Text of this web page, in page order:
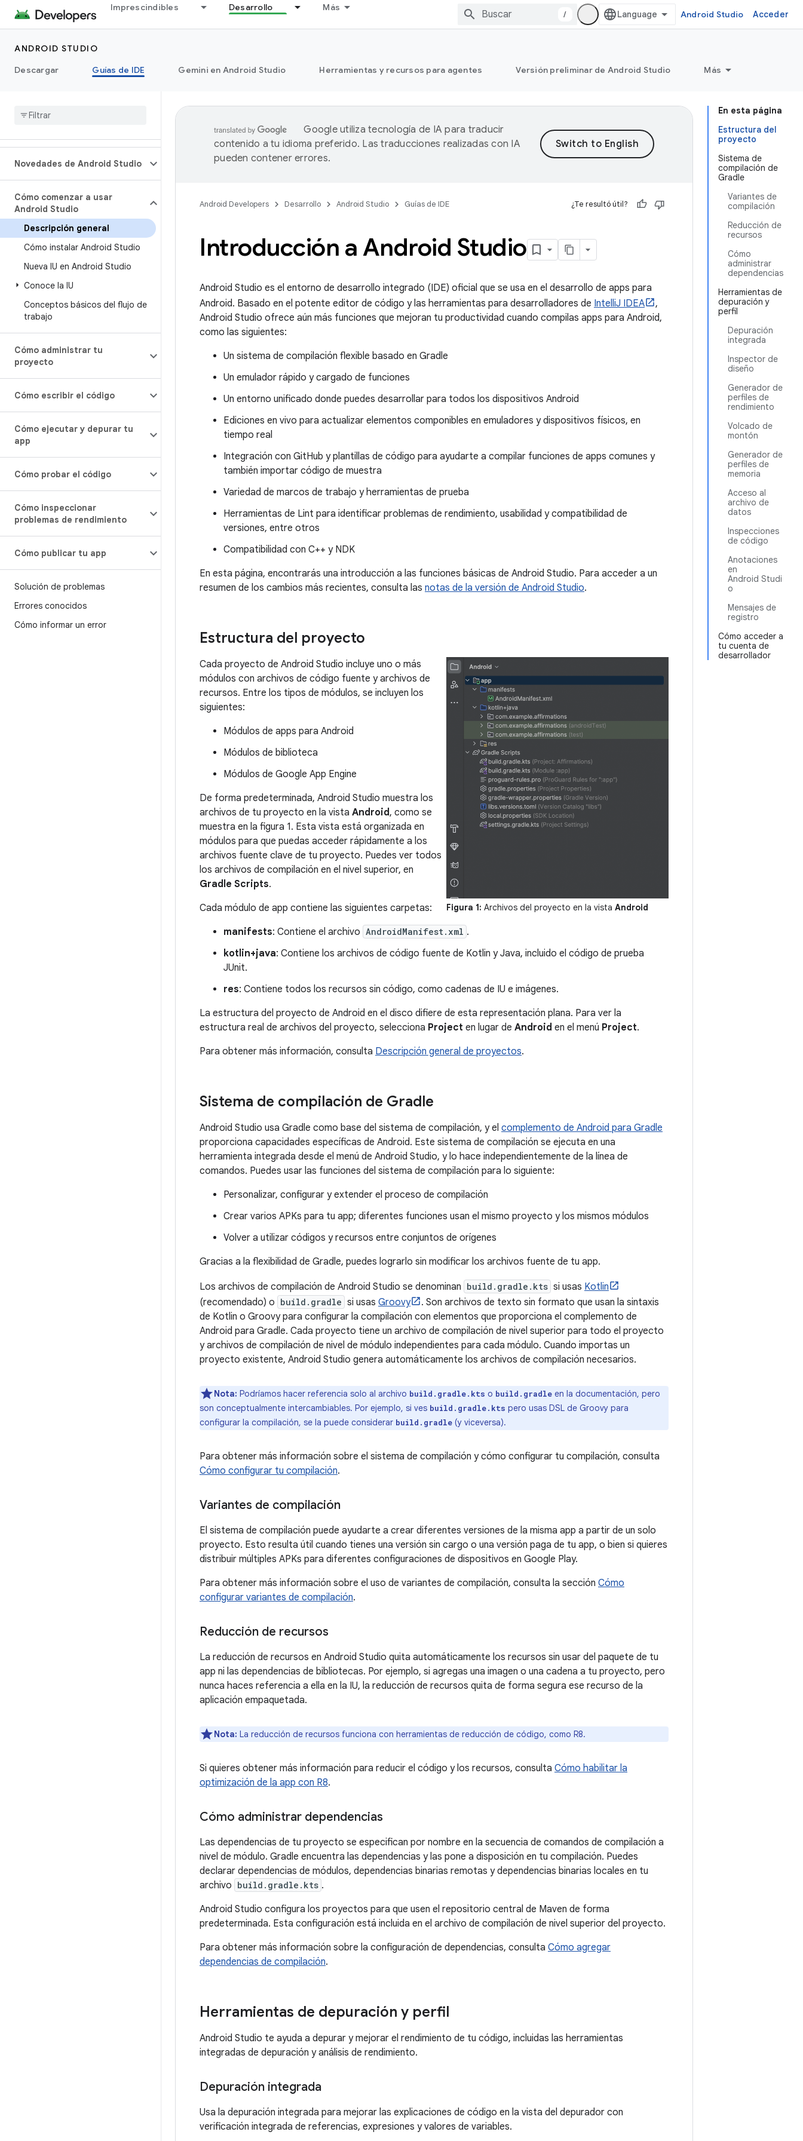
Imprescindibles Desarrollo Más
/ Android Studio Acceder
ANDROID STUDIO
Descargar
Guías de IDE Gemini en Android Studio Herramientas y recursos para agentes Versión preliminar de Android Studio Más
Novedades de Android Studio
Cómo comenzar a usar
Android Studio
Descripción general
Cómo instalar Android Studio
Nueva IU en Android Studio
Conoce la IU
Conceptos básicos del flujo de
trabajo
Cómo administrar tu
proyecto
Cómo escribir el código
Cómo ejecutar y depurar tu
app
Cómo probar el código
Cómo inspeccionar
problemas de rendimiento
Cómo publicar tu app
Solución de problemas
Errores conocidos
Cómo informar un error
En esta página
Estructura del
proyecto
Sistema de
compilación de
Gradle
Variantes de
compilación
Reducción de
recursos
Cómo
administrar
dependencias
Herramientas de
depuración y
perfil
Depuración
integrada
Inspector de
diseño
Generador de
perfiles de
rendimiento
Volcado de
montón
Generador de
perfiles de
memoria
Acceso al
archivo de
datos
Inspecciones
de código
Anotaciones
en
Android Studi
o
Mensajes de
registro
Cómo acceder a
tu cuenta de
desarrollador
Google utiliza tecnología de IA para traducir
contenido a tu idioma preferido. Las traducciones realizadas con IA
pueden contener errores.
Android Developers Desarrollo Android Studio Guías de IDE ¿Te resultó útil?
Introducción a Android Studio
Android Studio es el entorno de desarrollo integrado (IDE) oficial que se usa en el desarrollo de apps para
Android. Basado en el potente editor de código y las herramientas para desarrolladores de IntelliJ IDEA
,
Android Studio ofrece aún más funciones que mejoran tu productividad cuando compilas apps para Android,
como las siguientes:
Un sistema de compilación flexible basado en Gradle
Un emulador rápido y cargado de funciones
Un entorno unificado donde puedes desarrollar para todos los dispositivos Android
Ediciones en vivo para actualizar elementos componibles en emuladores y dispositivos físicos, en
tiempo real
Integración con GitHub y plantillas de código para ayudarte a compilar funciones de apps comunes y
también importar código de muestra
Variedad de marcos de trabajo y herramientas de prueba
Herramientas de Lint para identificar problemas de rendimiento, usabilidad y compatibilidad de
versiones, entre otros
Compatibilidad con C++ y NDK
En esta página, encontrarás una introducción a las funciones básicas de Android Studio. Para acceder a un
resumen de los cambios más recientes, consulta las notas de la versión de Android Studio.
Estructura del proyecto
Figura 1: Archivos del proyecto en la vista Android
Cada proyecto de Android Studio incluye uno o más
módulos con archivos de código fuente y archivos de
recursos. Entre los tipos de módulos, se incluyen los
siguientes:
Módulos de apps para Android
Módulos de biblioteca
Módulos de Google App Engine
De forma predeterminada, Android Studio muestra los
archivos de tu proyecto en la vista Android, como se
muestra en la figura 1. Esta vista está organizada en
módulos para que puedas acceder rápidamente a los
archivos fuente clave de tu proyecto. Puedes ver todos
los archivos de compilación en el nivel superior, en
Gradle Scripts.
Cada módulo de app contiene las siguientes carpetas:
manifests: Contiene el archivo AndroidManifest.xml .
kotlin+java: Contiene los archivos de código fuente de Kotlin y Java, incluido el código de prueba
JUnit.
res: Contiene todos los recursos sin código, como cadenas de IU e imágenes.
La estructura del proyecto de Android en el disco difiere de esta representación plana. Para ver la
estructura real de archivos del proyecto, selecciona Project en lugar de Android en el menú Project.
Para obtener más información, consulta Descripción general de proyectos.
Sistema de compilación de Gradle
Android Studio usa Gradle como base del sistema de compilación, y el complemento de Android para Gradle
proporciona capacidades específicas de Android. Este sistema de compilación se ejecuta en una
herramienta integrada desde el menú de Android Studio, y lo hace independientemente de la línea de
comandos. Puedes usar las funciones del sistema de compilación para lo siguiente:
Personalizar, configurar y extender el proceso de compilación
Crear varios APKs para tu app; diferentes funciones usan el mismo proyecto y los mismos módulos
Volver a utilizar códigos y recursos entre conjuntos de orígenes
Gracias a la flexibilidad de Gradle, puedes lograrlo sin modificar los archivos fuente de tu app.
Los archivos de compilación de Android Studio se denominan build.gradle.kts si usas Kotlin
(recomendado) o build.gradle si usas Groovy
. Son archivos de texto sin formato que usan la sintaxis
de Kotlin o Groovy para configurar la compilación con elementos que proporciona el complemento de
Android para Gradle. Cada proyecto tiene un archivo de compilación de nivel superior para todo el proyecto
y archivos de compilación de nivel de módulo independientes para cada módulo. Cuando importas un
proyecto existente, Android Studio genera automáticamente los archivos de compilación necesarios.
Nota: Podríamos hacer referencia solo al archivo build.gradle.kts o build.gradle en la documentación, pero
son conceptualmente intercambiables. Por ejemplo, si ves build.gradle.kts pero usas DSL de Groovy para
configurar la compilación, se la puede considerar build.gradle (y viceversa).
Para obtener más información sobre el sistema de compilación y cómo configurar tu compilación, consulta
Cómo configurar tu compilación.
Variantes de compilación
El sistema de compilación puede ayudarte a crear diferentes versiones de la misma app a partir de un solo
proyecto. Esto resulta útil cuando tienes una versión sin cargo o una versión paga de tu app, o bien si quieres
distribuir múltiples APKs para diferentes configuraciones de dispositivos en Google Play.
Para obtener más información sobre el uso de variantes de compilación, consulta la sección Cómo
configurar variantes de compilación.
Reducción de recursos
La reducción de recursos en Android Studio quita automáticamente los recursos sin usar del paquete de tu
app ni las dependencias de bibliotecas. Por ejemplo, si agregas una imagen o una cadena a tu proyecto, pero
nunca haces referencia a ella en la IU, la reducción de recursos quita de forma segura ese recurso de la
aplicación empaquetada.
Nota: La reducción de recursos funciona con herramientas de reducción de código, como R8.
Si quieres obtener más información para reducir el código y los recursos, consulta Cómo habilitar la
optimización de la app con R8.
Cómo administrar dependencias
Las dependencias de tu proyecto se especifican por nombre en la secuencia de comandos de compilación a
nivel de módulo. Gradle encuentra las dependencias y las pone a disposición en tu compilación. Puedes
declarar dependencias de módulos, dependencias binarias remotas y dependencias binarias locales en tu
archivo build.gradle.kts .
Android Studio configura los proyectos para que usen el repositorio central de Maven de forma
predeterminada. Esta configuración está incluida en el archivo de compilación de nivel superior del proyecto.
Para obtener más información sobre la configuración de dependencias, consulta Cómo agregar
dependencias de compilación.
Herramientas de depuración y perfil
Android Studio te ayuda a depurar y mejorar el rendimiento de tu código, incluidas las herramientas
integradas de depuración y análisis de rendimiento.
Depuración integrada
Usa la depuración integrada para mejorar las explicaciones de código en la vista del depurador con
verificación integrada de referencias, expresiones y valores de variables.